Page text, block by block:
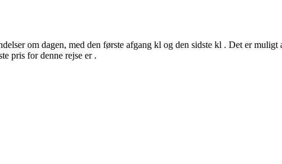
om dagen, med den første afgang kl og den sidste kl . Det er muligt
pris for denne rejse er .